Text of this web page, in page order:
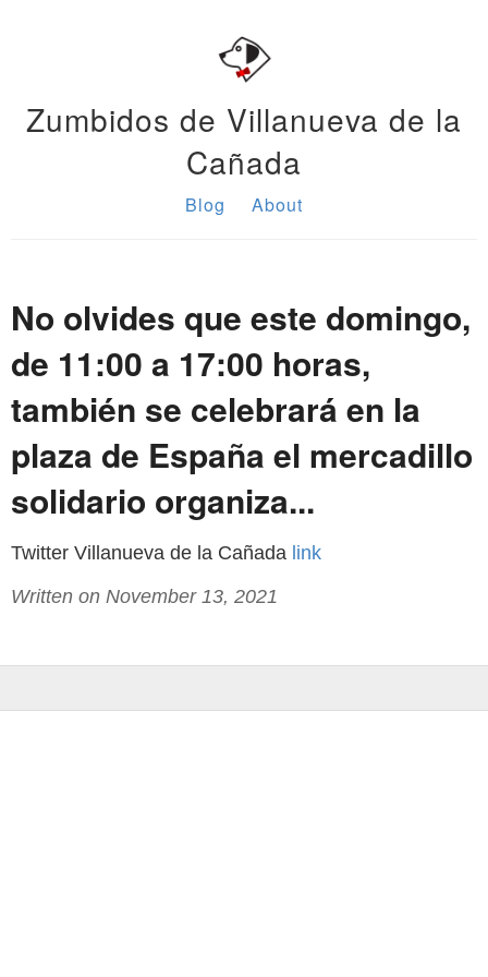
Zumbidos de Villanueva de la
Cañada
Blog About
No olvides que este domingo,
de 11:00 a 17:00 horas,
también se celebrará en la
plaza de España el mercadillo
solidario organiza...
Twitter Villanueva de la Cañada link
Written on November 13, 2021